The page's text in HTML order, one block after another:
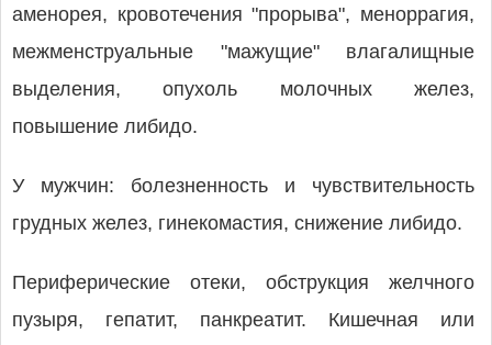
аменорея, кровотечения "прорыва", меноррагия,
межменструальные "мажущие" влагалищные
выделения, опухоль молочных желез,
повышение либидо.
У мужчин: болезненность и чувствительность
грудных желез, гинекомастия, снижение либидо.
Периферические отеки, обструкция желчного
пузыря, гепатит, панкреатит. Кишечная или